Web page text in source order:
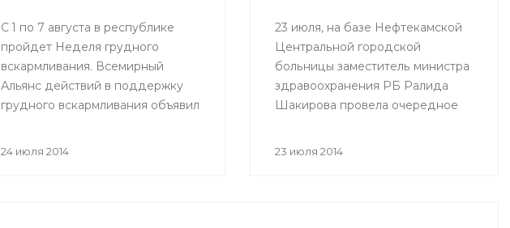
С 1 по 7 августа в республике
пройдет Неделя грудного
вскармливания. Всемирный
Альянс действий в поддержку
грудного вскармливания объявил
24 июля 2014
23 июля, на базе Нефтекамской
Центральной городской
больницы заместитель министра
здравоохранения РБ Ралида
Шакирова провела очередное
23 июля 2014